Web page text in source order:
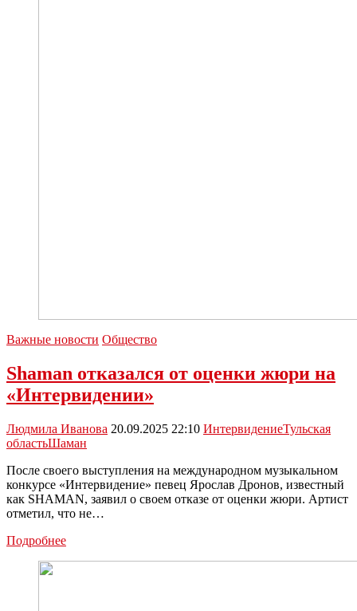
Важные новости Общество
Shaman отказался от оценки жюри на
«Интервидении»
Людмила Иванова 20.09.2025 22:10 ИнтервидениеТульская
областьШаман
После своего выступления на международном музыкальном
конкурсе «Интервидение» певец Ярослав Дронов, известный
как SHAMAN, заявил о своем отказе от оценки жюри. Артист
отметил, что не…
ПодробнееShaman